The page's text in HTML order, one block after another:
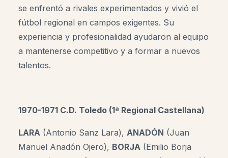
se enfrentó a rivales experimentados y vivió el
fútbol regional en campos exigentes. Su
experiencia y profesionalidad ayudaron al equipo
a mantenerse competitivo y a formar a nuevos
talentos.
1970-1971 C.D. Toledo (1ª Regional Castellana)
LARA (Antonio Sanz Lara), ANADÓN (Juan
Manuel Anadón Ojero), BORJA (Emilio Borja